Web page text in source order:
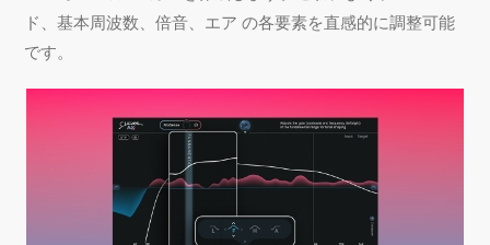
ド、基本周波数、倍音、エア の各要素を直感的に調整可能
です。